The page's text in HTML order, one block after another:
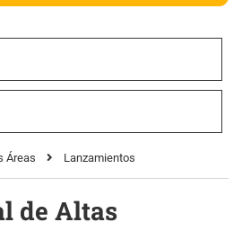
Áreas Lanzamientos
de Altas